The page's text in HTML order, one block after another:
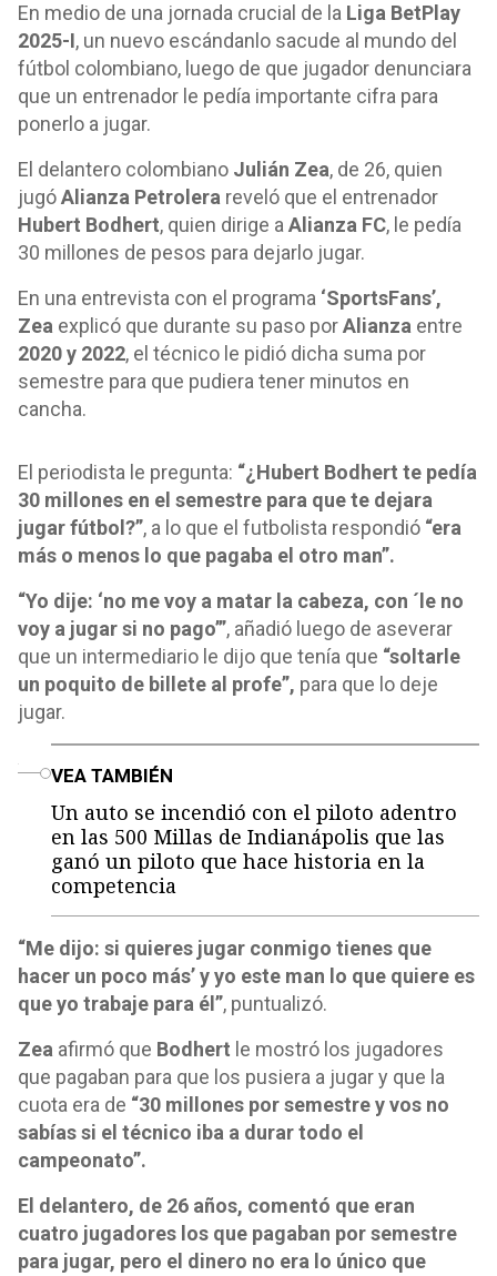
En medio de una jornada crucial de la Liga BetPlay
2025-I, un nuevo escándanlo sacude al mundo del
fútbol colombiano, luego de que jugador denunciara
que un entrenador le pedía importante cifra para
ponerlo a jugar.
El delantero colombiano Julián Zea, de 26, quien
jugóAlianza Petrolera reveló que el entrenador
Hubert Bodhert, quien dirige a Alianza FC, le pedía
30 millones de pesos para dejarlo jugar.
En una entrevista con el programa ‘SportsFans’,
Zea explicó que durante su paso porAlianza entre
2020 y 2022, el técnico le pidió dicha suma por
semestre para que pudiera tener minutos en
cancha.
El periodista le pregunta: “¿Hubert Bodhert te pedía
30 millones en el semestre para que te dejara
jugar fútbol?”, a lo que el futbolista respondió “era
más o menos lo que pagaba el otro man”.
“Yo dije: ‘no me voy a matar la cabeza, con ´le no
voy a jugar si no pago’”, añadió luego de aseverar
que un intermediario le dijo que tenía que “soltarle
un poquito de billete al profe”, para que lo deje
jugar.
VEA TAMBIÉN
Un auto se incendió con el piloto adentro
en las 500 Millas de Indianápolis que las
ganó un piloto que hace historia en la
competencia
“Me dijo: si quieres jugar conmigo tienes que
hacer un poco más’ y yo este man lo que quiere es
que yo trabaje para él”, puntualizó.
Zea afirmó que Bodhert le mostró los jugadores
que pagaban para que los pusiera a jugar y que la
cuota era de “30 millones por semestre y vos no
sabías si el técnico iba a durar todo el
campeonato”.
El delantero, de 26 años, comentó que eran
cuatro jugadores los que pagaban por semestre
para jugar, pero el dinero no era lo único que